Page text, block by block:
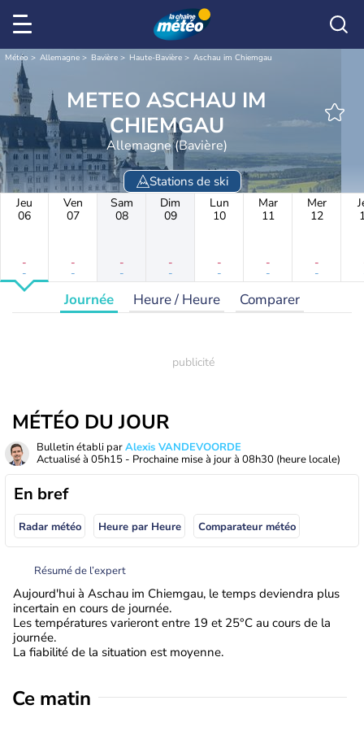
Météo Allemagne Bavière Haute-Bavière Aschau im Chiemgau
METEO ASCHAU IM
CHIEMGAU
Allemagne (Bavière)
Stations de ski
Jeu
06
-
-
Ven
07
-
-
Sam
08
-
-
Dim
09
-
-
Lun
10
-
-
Mar
11
-
-
Mer
12
-
-
Journée Heure / Heure Comparer
MÉTÉO DU JOUR
Bulletin établi parAlexis VANDEVOORDE
Actualisé à 05h15 - Prochaine mise à jour à 08h30 (heure locale)
En bref
Radar météo Heure par Heure Comparateur météo
Résumé de l’expert
Aujourd'hui à Aschau im Chiemgau, le temps deviendra plus
incertain en cours de journée.
Les températures varieront entre 19 et 25°C au cours de la
journée.
La fiabilité de la situation est moyenne.
Ce matin